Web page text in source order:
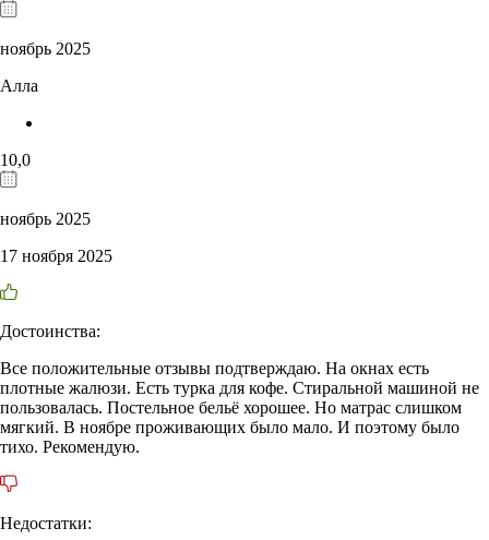
ноябрь 2025
Алла
10,0
ноябрь 2025
17 ноября 2025
Достоинства:
Все положительные отзывы подтверждаю. На окнах есть
плотные жалюзи. Есть турка для кофе. Стиральной машиной не
пользовалась. Постельное бельё хорошее. Но матрас слишком
мягкий. В ноябре проживающих было мало. И поэтому было
тихо. Рекомендую.
Недостатки: